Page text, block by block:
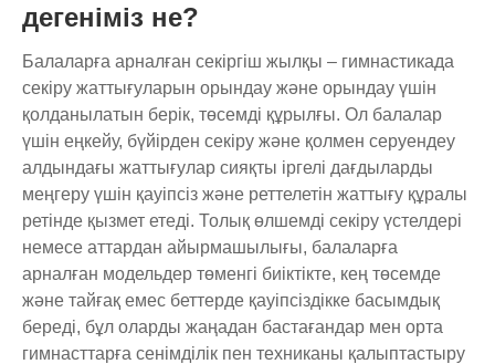
дегеніміз не?
Балаларға арналған секіргіш жылқы – гимнастикада
секіру жаттығуларын орындау және орындау үшін
қолданылатын берік, төсемді құрылғы. Ол балалар
үшін еңкейу, бүйірден секіру және қолмен серуендеу
алдындағы жаттығулар сияқты іргелі дағдыларды
меңгеру үшін қауіпсіз және реттелетін жаттығу құралы
ретінде қызмет етеді. Толық өлшемді секіру үстелдері
немесе аттардан айырмашылығы, балаларға
арналған модельдер төменгі биіктікте, кең төсемде
және тайғақ емес беттерде қауіпсіздікке басымдық
береді, бұл оларды жаңадан бастағандар мен орта
гимнасттарға сенімділік пен техниканы қалыптастыру